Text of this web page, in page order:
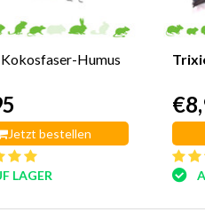
Kokosfaser-Humus
Jetzt bestellen
LAGER